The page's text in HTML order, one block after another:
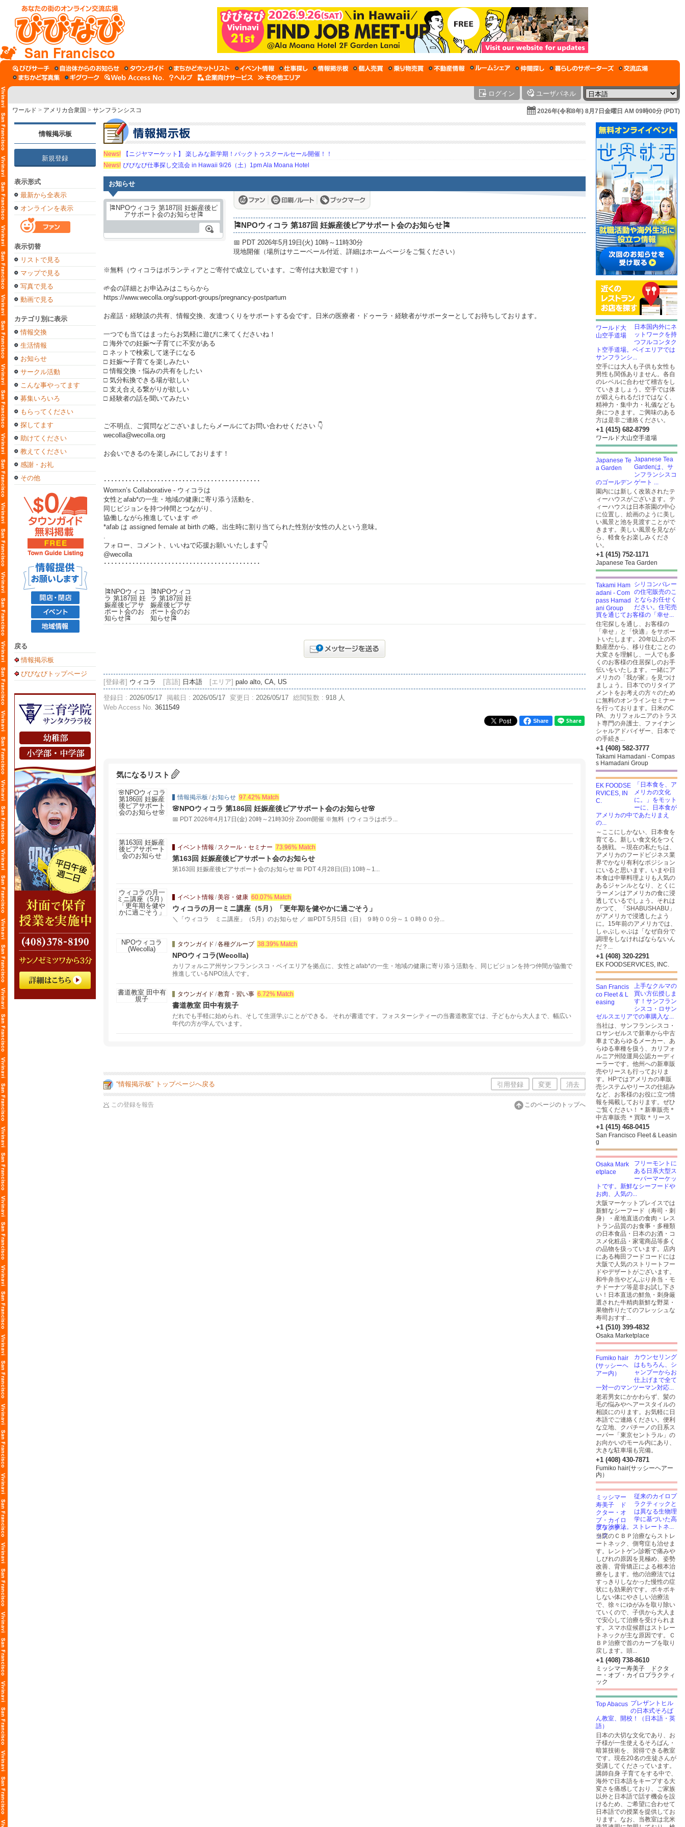
San Francisco
ログイン ユーザパネル
ワールド > アメリカ合衆国 > サンフランシスコ 2026年(令和8年) 8月7日金曜日 AM 09時00分 (PDT)
情報掲示板
新規登録
表示形式
最新から全表示
オンラインを表示
表示切替
リストで見る
マップで見る
写真で見る
動画で見る
カテゴリ別に表示
情報交換
生活情報
お知らせ
サークル活動
こんな事やってます
募集いろいろ
もらってください
探してます
助けてください
教えてください
感謝・お礼
その他
戻る
情報掲示板
びびなびトップページ
News!
【ニジヤマーケット】 楽しみな新学期！バックトゥスクールセール開催！！
News! びびなび仕事探し交流会 in Hawaii 9/26（土）1pm Ala Moana Hotel
お知らせ
🎏NPOウィコラ 第187回 妊娠産後ピアサポート会のお知らせ🎏
📅 PDT 2026年5月19日(火) 10時～11時30分
現地開催（場所はサニーベール付近、詳細はホームページをご覧ください）
※無料（ウィコラはボランティアとご寄付で成立しています。ご寄付は大歓迎です！）
🌱会の詳細とお申込みはこちらから
https://www.wecolla.org/support-groups/pregnancy-postpartum
お産話・経験談の共有、情報交換、友達つくりをサポートする会です。日米の医療者・ドゥーラ・経験者がサポーターとしてお待ちしております。
一つでも当てはまったらお気軽に遊びに来てくださいね！
□ 海外での妊娠〜子育てに不安がある
□ ネットで検索して迷子になる
□ 妊娠〜子育てを楽しみたい
□ 情報交換・悩みの共有をしたい
□ 気分転換できる場が欲しい
□ 支え合える繋がりが欲しい
□ 経験者の話を聞いてみたい
ご不明点、ご質問などございましたらメールにてお問い合わせください 👇
wecolla@wecolla.org
お会いできるのを楽しみにしております！
････････････････････････････････････････････
Womxn’s Collaborative - ウィコラは
女性とafab*の一生・地域の健康に寄り添う活動を、
同じビジョンを持つ仲間とつながり、
協働しながら推進しています 🌱
*afab は assigned female at birth の略。出生時に割り当てられた性別が女性の人という意味。
.
フォロー、コメント、いいねで応援お願いいたします👇
@wecolla
････････････････････････････････････････････
[登録者] ウィコラ [言語] 日本語 [エリア] palo alto, CA, US
登録日 : 2026/05/17 掲載日 : 2026/05/17 変更日 : 2026/05/17 総閲覧数 : 918 人
Web Access No. 3611549
Share
気になるリスト
情報掲示板 / お知らせ 97.42% Match
🌸NPOウィコラ 第186回 妊娠産後ピアサポート会のお知らせ🌸
📅 PDT 2026年4月17日(金) 20時～21時30分 Zoom開催 ※無料（ウィコラはボラ...
イベント情報 / スクール・セミナー 73.96% Match
第163回 ︎︎︎︎︎妊娠産後ピアサポート会のお知らせ
第163回 ︎︎︎︎︎妊娠産後ピアサポート会のお知らせ 📅 PDT 4月28日(日) 10時～1...
イベント情報 /美容・健康 60.07% Match
ウィコラの月一ミニ講座（5月）「更年期を健やかに過ごそう」
＼「ウィコラ ミニ講座」（5月）のお知らせ ／ 📅PDT 5月5日（日） ９時００分～１０時００分...
タウンガイド /各種グループ 38.39% Match
NPOウィコラ(Wecolla)
カリフォルニア州サンフランシスコ・ベイエリアを拠点に、女性とafab*の一生・地域の健康に寄り添う活動を、同じビジョンを持つ仲間が協働で
推進しているNPO法人です。
タウンガイド /教育・習い事 6.72% Match
書道教室 田中有規子
だれでも手軽に始められ、そして生涯学ぶことができる。 それが書道です。フォスターシティーの当書道教室では、子どもから大人まで、幅広い
年代の方が学んでいます。
“情報掲示板” トップページへ戻る 引用登録 変更 消去
この登録を報告 このページのトップへ
日本国内外にネ
ットワークを持
つフルコンタク
ト空手道場。ベイエリアでは
サンフランシ...
空手には大人も子供も女性も
男性も関係ありません。各自
のレベルに合わせて稽古をし
ていきましょう。空手では体
が鍛えられるだけではなく、
精神力・集中力・礼儀なども
身につきます。ご興味のある
方は是非ご連絡ください。
+1 (415) 682-8799
ワールド大山空手道場
Japanese Tea
Gardenは、サ
ンフランシスコ
のゴールデン ゲート ...
園内には新しく改装されたテ
ィーハウスがございます。テ
ィーハウスは日本茶園の中心
に位置し、絵画のように美し
い風景と池を見渡すことがで
きます。美しい風景を見なが
ら、軽食をお楽しみくださ
い。
+1 (415) 752-1171
Japanese Tea Garden
シリコンバレー
の住宅販売のこ
とならお任せく
ださい。住宅売
買を通じてお客様の「幸せ...
住宅探しを通し、お客様の
「幸せ」と「快適」をサポー
トいたします。20年以上の不
動産歴から、移り住むことの
大変さを理解し、一人でも多
くのお客様の住居探しのお手
伝いをいたします。一緒にア
メリカの「我が家」を見つけ
ましょう。日本でのリタイア
メントをお考えの方々のため
に無料のオンラインセミナー
を行っております。日米のC
PA、カリフォルニアのトラス
ト専門の弁護士、ファイナン
シャルアドバイザー、日本で
の手続き...
+1 (408) 582-3777
Takami Hamadani - Compas
s Hamadani Group
「日本食を、ア
メリカの文化
に。」をモット
ーに、日本食が
アメリカの中であたりまえ
の...
～ここにしかない、日本食を
育てる。新しい食文化をつく
る挑戦。～現在の私たちは、
アメリカのフードビジネス業
界でかなり有利なポジション
にいると思います。いまや日
本食は中華料理よりも人気の
あるジャンルとなり、とくに
ラーメンはアメリカの食に浸
透しているでしょう。それは
かつて、「SHABUSHABU」
がアメリカで浸透したよう
に。15年前のアメリカでは、
しゃぶしゃぶは「なぜ自分で
調理をしなければならないん
だ？...
+1 (408) 320-2291
EK FOODSERVICES, INC.
上手なクルマの
買い方伝授しま
す！サンフラン
シスコ・ロサン
ゼルスエリアでの車購入な...
当社は、サンフランシスコ・
ロサンゼルスで新車から中古
車まであらゆるメーカー、あ
らゆる車種を扱う、カリフォ
ルニア州陸運局公認カーディ
ーラーです。他州への新車販
売やリースも行っておりま
す。HPではアメリカの車販
売システムやリースの仕組み
など、お客様のお役に立つ情
報を掲載しております。ぜひ
ご覧ください！＊新車販売＊
中古車販売 ＊買取＊リース
+1 (415) 468-0415
San Francisco Fleet & Leasin
g
フリーモントに
ある日系大型ス
ーパーマーケッ
トです。新鮮なシーフードや
お肉、人気の...
大阪マーケットプレイスでは
新鮮なシーフード（寿司・刺
身）・産地直送の食肉・レス
トラン品質のお食事・多種類
の日本食品・日本のお酒・コ
スメ化粧品・家電商品等多く
の品物を扱っています。店内
にある梅田フードコードには
大阪で人気のストリートフー
ドやデザートがございます。
和牛弁当やどんぶり弁当・モ
チドーナツ等是非お試し下さ
い！日本直送の鮮魚・刺身厳
選された牛精肉新鮮な野菜・
果物作りたてのフレッシュな
寿司おすす...
+1 (510) 399-4832
Osaka Marketplace
カウンセリング
はもちろん、シ
ャンプーからお
仕上げまで全て
一対一のマンツーマン対応...
老若男女にかかわらず、髪の
毛の悩みやヘアースタイルの
相談にのります。お気軽に日
本語でご連絡ください。便利
な立地、クパチーノの日系ス
ーパー「東京セントラル」の
お向かいのモール内にあり、
大きな駐車場も完備。
+1 (408) 430-7871
Fumiko hair(サッシーヘアー
内）
従来のカイロプ
ラクティックと
は異なる生物理
学に基づいた高
度な治療法。ストレートネ...
当院のＣＢＰ治療ならストレ
ートネック、側弯症も治せま
す。レントゲン診断で痛みや
しびれの原因を見極め、姿勢
改善、背骨矯正による根本治
療をします。他の治療法では
すっきりしなかった慢性の症
状にも効果的です。ボキボキ
しない体にやさしい治療法
で、徐々にゆがみを取り除い
ていくので、子供から大人ま
で安心して治療を受けられま
す。スマホ症候群はストレー
トネックが主な原因です。Ｃ
ＢＰ治療で首のカーブを取り
戻します。頭...
+1 (408) 738-8610
ミッシマー寿美子 ドクタ
ー・オブ・カイロプラクティ
ック
プレザントヒル
の日本式そろば
ん教室、開校！（日本語・英
語）
日本の大切な文化であり、お
子様が一生使えるそろばん・
暗算技術を、習得できる教室
です。現在20名の生徒さんが
受講してくださっています。
講師自身 子育てをする中で、
海外で日本語をキープする大
変さを痛感しており、ご家族
以外と日本語で話す機会を設
けるため、ご希望に合わせて
日本語での授業を提供してお
ります。なお、当教室は北米